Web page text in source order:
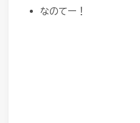
なのてー！